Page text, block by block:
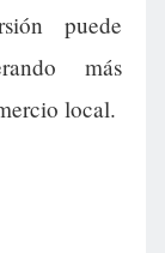
puede
más
local.